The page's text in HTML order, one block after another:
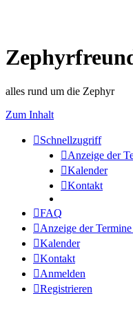
alles rund um die Zephyr
Zum Inhalt
Schnellzugriff
Anzeige der
Kalender
Kontakt
FAQ
Anzeige der
Kalender
Kontakt
Anmelden
Registrieren